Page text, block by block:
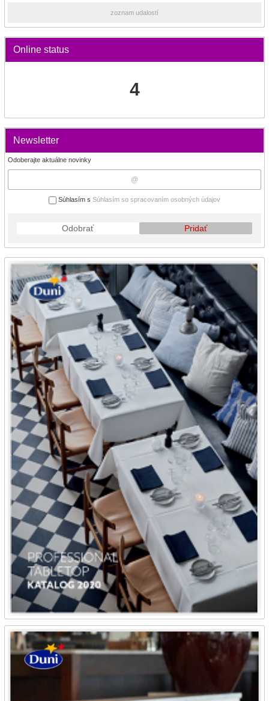
zoznam udalostí
Online status
4
Newsletter
Odoberajte aktuálne novinky
Súhlasím s Súhlasím so spracovaním osobných údajov
Odobrať Pridať